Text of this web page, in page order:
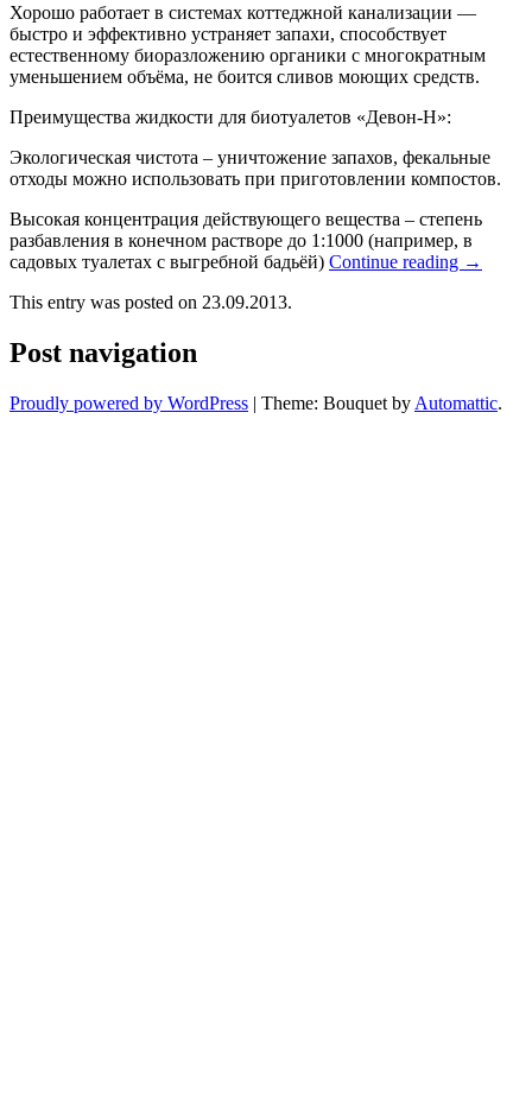
Хорошо работает в системах коттеджной канализации —
быстро и эффективно устраняет запахи, способствует
естественному биоразложению органики с многократным
уменьшением объёма, не боится сливов моющих средств.
Преимущества жидкости для биотуалетов «Девон-Н»:
Экологическая чистота – уничтожение запахов, фекальные
отходы можно использовать при приготовлении компостов.
Высокая концентрация действующего вещества – степень
разбавления в конечном растворе до 1:1000 (например, в
садовых туалетах с выгребной бадьёй) Continue reading →
This entry was posted on 23.09.2013.
Post navigation
Proudly powered by WordPress | Theme: Bouquet by Automattic.